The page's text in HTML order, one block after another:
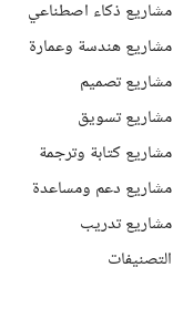
مشاريع ذكاء اصطناعي
مشاريع هندسة وعمارة
مشاريع تصميم
مشاريع تسويق
مشاريع كتابة وترجمة
مشاريع دعم ومساعدة
مشاريع تدريب
التصنيفات